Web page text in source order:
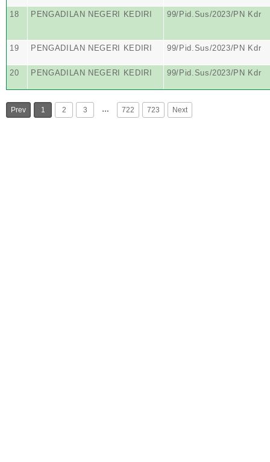
18 PENGADILAN NEGERI KEDIRI 99/Pid.Sus/2023/PN Kdr
19 PENGADILAN NEGERI KEDIRI 99/Pid.Sus/2023/PN Kdr
20 PENGADILAN NEGERI KEDIRI 99/Pid.Sus/2023/PN Kdr
Prev 1 2 3 … 722 723 Next